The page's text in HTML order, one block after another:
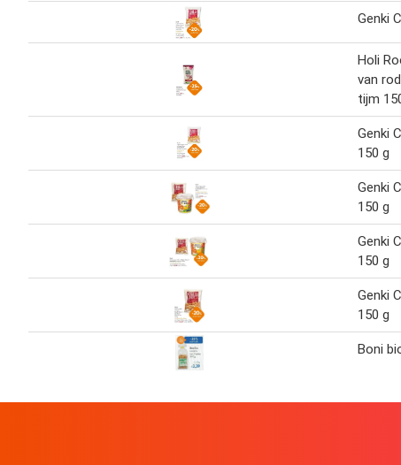
Genki
Holi
van
tijm
Genki
150 g
Genki
150 g
Genki
150 g
Genki
150 g
Boni